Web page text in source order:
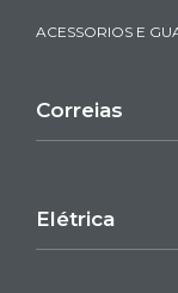
ACESSORIOS E
Correias
Elétrica